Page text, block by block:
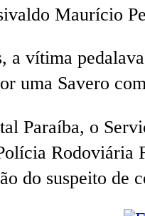
Maurício
a vítima
uma Savero
Paraíba, o
Rodoviária
do suspeito de